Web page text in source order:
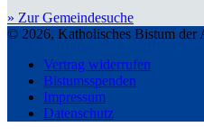
» Zur Gemeindesuche
© 2026, Katholisches Bistum der
Vertrag widerrufen
Bistumsspenden
Impressum
Datenschutz